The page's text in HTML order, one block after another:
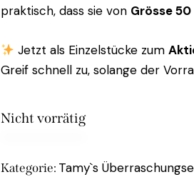
praktisch, dass sie von Grösse 50
Jetzt als Einzelstücke zum
Greif schnell zu, solange der
Nicht vorrätig
Kategorie: Tamy`s